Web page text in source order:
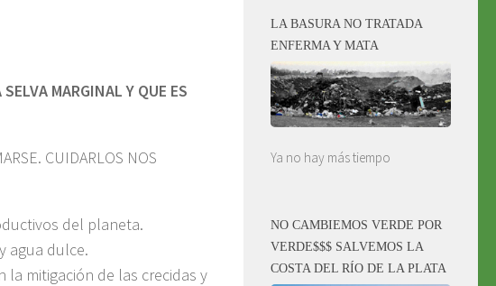
MARGINAL Y QUE ES
CUIDARLOS NOS
del planeta.
agua dulce.
la mitigación de las crecidas y
LA BASURA NO TRATADA
ENFERMA Y MATA
Ya no hay más tiempo
NO CAMBIEMOS VERDE POR
VERDE$$$ SALVEMOS LA
COSTA DEL RÍO DE LA PLATA